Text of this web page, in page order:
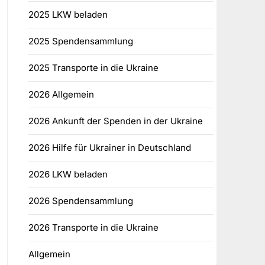
2025 LKW beladen
2025 Spendensammlung
2025 Transporte in die Ukraine
2026 Allgemein
2026 Ankunft der Spenden in der Ukraine
2026 Hilfe für Ukrainer in Deutschland
2026 LKW beladen
2026 Spendensammlung
2026 Transporte in die Ukraine
Allgemein